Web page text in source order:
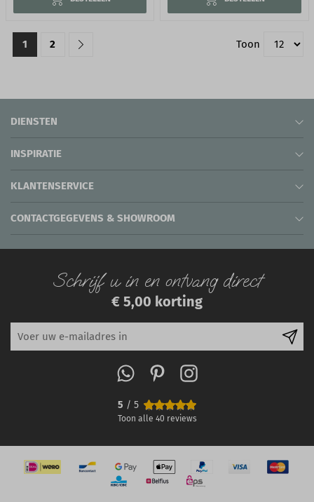
1 2 Toon
DIENSTEN
INSPIRATIE
KLANTENSERVICE
CONTACTGEGEVENS & SHOWROOM
Schrijf u in en ontvang direct
€ 5,00 korting
5 / 5
Toon alle 40 reviews